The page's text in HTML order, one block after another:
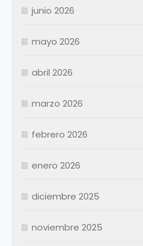
Enero
Marzo
Junio
Agosto
Junio
Agosto
junio 2026
mayo 2026
abril 2026
marzo 2026
febrero 2026
enero 2026
diciembre 2025
noviembre 2025